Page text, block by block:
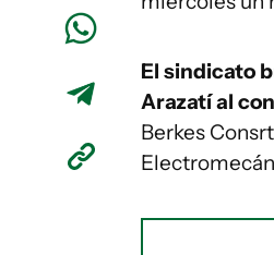
El sindicato
Arazatí al
Berkes